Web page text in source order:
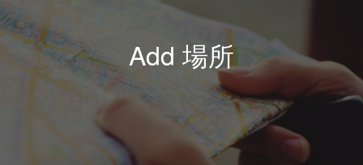
Add 場所